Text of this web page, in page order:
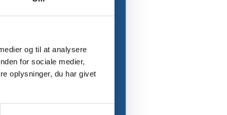
og til at analysere
for sociale medier,
oplysninger, du har givet